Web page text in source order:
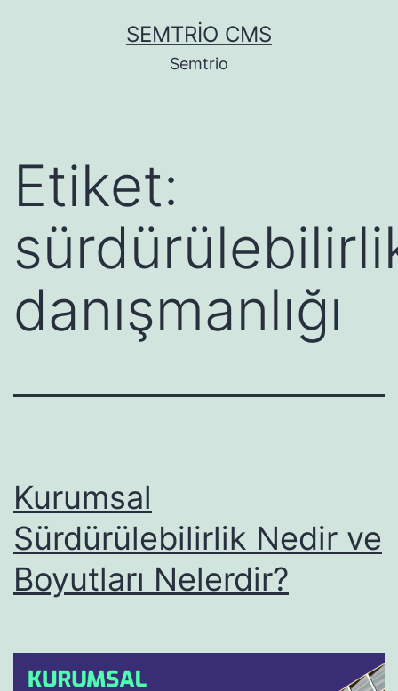
SEMTRIO CMS
Semtrio
Etiket:
danışmanlığı
Kurumsal
Sürdürülebilirlik Nedir ve
Boyutları Nelerdir?